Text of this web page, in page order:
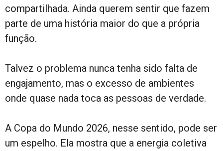
compartilhada. Ainda querem sentir que fazem
parte de uma história maior do que a própria
função.
Talvez o problema nunca tenha sido falta de
engajamento, mas o excesso de ambientes
onde quase nada toca as pessoas de verdade.
A Copa do Mundo 2026, nesse sentido, pode ser
um espelho. Ela mostra que a energia coletiva